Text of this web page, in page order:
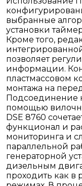
выбранные
установки
Кроме того,
позволяет
информации.
пластмассовом
монтажа на
Подсоединение
помощью
DSE 8760
функционал и
мониторинга и
параллельной
генераторной
дизельным
проходить как в